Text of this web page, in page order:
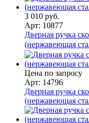
3 010 руб.
Арт: 10877
Дверная ручка
(нержавеющая
Цена по запросу
Арт: 14796
Дверная ручка
(нержавеющая